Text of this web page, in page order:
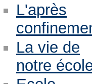
L'après
La vie de
notre